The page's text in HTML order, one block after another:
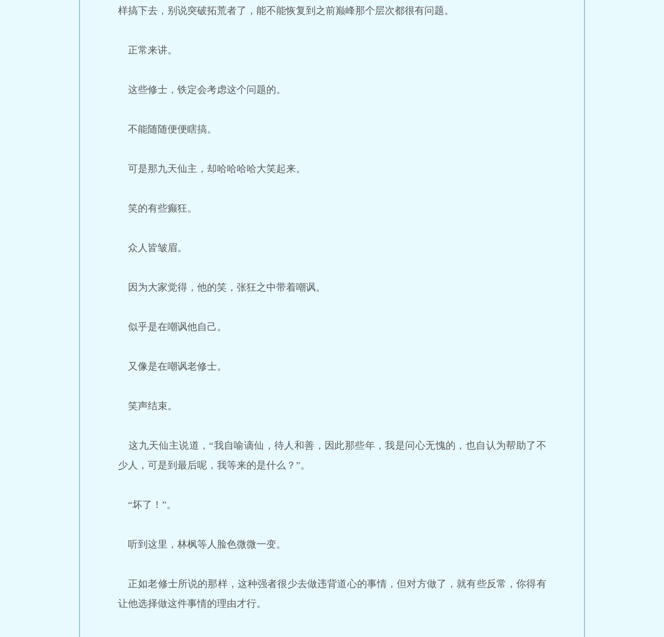
样搞下去，别说突破拓荒者了，能不能恢复到之前巅峰那个层次都很有问题。
正常来讲。
这些修士，铁定会考虑这个问题的。
不能随随便便瞎搞。
可是那九天仙主，却哈哈哈哈大笑起来。
笑的有些癫狂。
众人皆皱眉。
因为大家觉得，他的笑，张狂之中带着嘲讽。
似乎是在嘲讽他自己。
又像是在嘲讽老修士。
笑声结束。
这九天仙主说道，“我自喻谪仙，待人和善，因此那些年，我是问心无愧的，也自认为帮助了不
少人，可是到最后呢，我等来的是什么？”。
“坏了！”。
听到这里，林枫等人脸色微微一变。
正如老修士所说的那样，这种强者很少去做违背道心的事情，但对方做了，就有些反常，你得有
让他选择做这件事情的理由才行。